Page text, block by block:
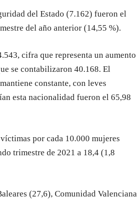
del Estado (7.162) fueron el
del año anterior (14,55 %).
cifra que representa un aumento
se contabilizaron 40.168. El
constante, con leves
esta nacionalidad fueron el 65,98
por cada 10.000 mujeres
trimestre de 2021 a 18,4 (1,8
(27,6), Comunidad Valenciana